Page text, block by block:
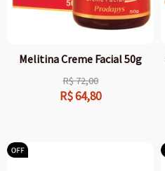
Melitina Creme Facial 50g
R$72,00
R$64,80